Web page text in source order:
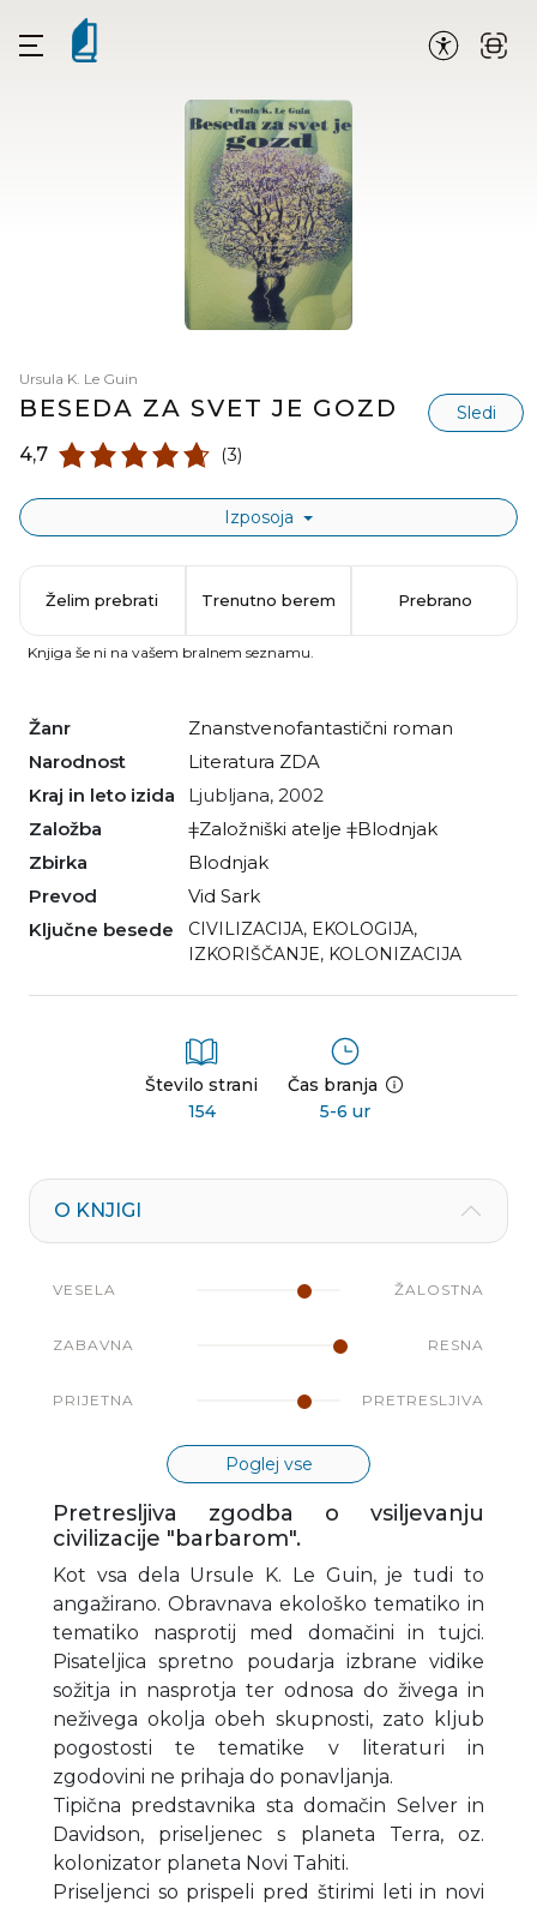
Ursula K. Le Guin
BESEDA ZA SVET JE GOZD Sledi
4,7 (3)
Izposoja
Žanr
znanstvenofantastični roman
Narodnost
literatura ZDA
Kraj in leto izida
Ljubljana, 2002
Založba
ǂZaložniški atelje ǂBlodnjak
Zbirka
Blodnjak
Prevod
Vid Sark
Ključne besede
CIVILIZACIJA, EKOLOGIJA,
IZKORIŠČANJE, KOLONIZACIJA
Število strani
154
Čas branja
5-6 ur
Želim prebrati Trenutno berem Prebrano
Knjiga še ni na vašem bralnem seznamu.
O KNJIGI
VESELA ŽALOSTNA
ZABAVNA RESNA
PRIJETNA PRETRESLJIVA
Poglej vse
Pretresljiva zgodba o vsiljevanju
civilizacije "barbarom".
Kot vsa dela Ursule K. Le Guin, je tudi to
angažirano. Obravnava ekološko tematiko in
tematiko nasprotij med domačini in tujci.
Pisateljica spretno poudarja izbrane vidike
sožitja in nasprotja ter odnosa do živega in
neživega okolja obeh skupnosti, zato kljub
pogostosti te tematike v literaturi in
zgodovini ne prihaja do ponavljanja.
Tipična predstavnika sta domačin Selver in
Davidson, priseljenec s planeta Terra, oz.
kolonizator planeta Novi Tahiti.
Priseljenci so prispeli pred štirimi leti in novi